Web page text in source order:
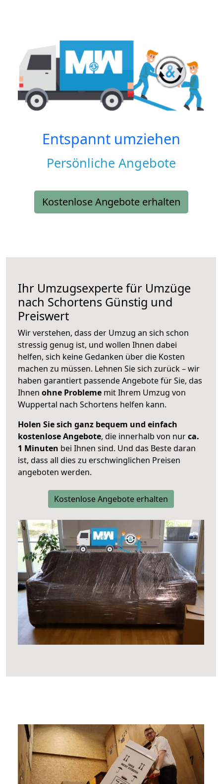
Entspannt umziehen
Persönliche Angebote
Kostenlose Angebote erhalten
Ihr Umzugsexperte für Umzüge
nach Schortens Günstig und
Preiswert
Wir verstehen, dass der Umzug an sich schon
stressig genug ist, und wollen Ihnen dabei
helfen, sich keine Gedanken über die Kosten
machen zu müssen. Lehnen Sie sich zurück – wir
haben garantiert passende Angebote für Sie, das
Ihnen ohne Probleme mit Ihrem Umzug von
Wuppertal nach Schortens helfen kann.
Holen Sie sich ganz bequem und einfach
kostenlose Angebote, die innerhalb von nurca.
1 Minuten bei Ihnen sind. Und das Beste daran
ist, dass all dies zu erschwinglichen Preisen
angeboten werden.
Kostenlose Angebote erhalten